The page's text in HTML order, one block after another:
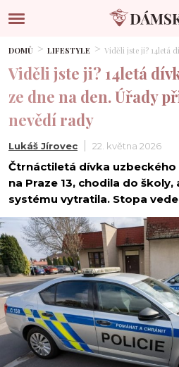
DOMŮ LIFESTYLE Viděli jste ji? 14letá
Viděli jste ji? 14letá
ze dne na den. Úřady
nevědí rady
Lukáš Jírovec 22. května 2026
Čtrnáctiletá dívka
na Praze 13, chodila do
systému vytratila. Stopa